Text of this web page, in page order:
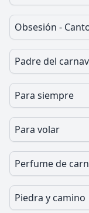
Obsesión -
Padre del
Para siempre
Para volar
Perfume de
Piedra y camino